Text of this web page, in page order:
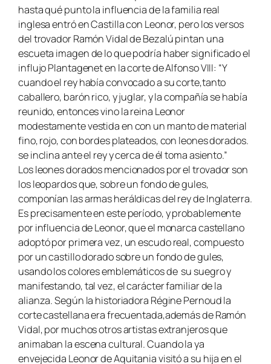
hasta qué punto la influencia de la familia real
inglesa entró en Castilla con Leonor, pero los versos
del trovador Ramón Vidal de Bezalú pintan una
escueta imagen de lo que podría haber significado el
influjo Plantagenet en la corte de Alfonso VIII: “Y
cuando el rey había convocado a su corte,tanto
caballero, barón rico, y juglar, y la compañía se había
reunido, entonces vino la reina Leonor
modestamente vestida en con un manto de material
fino, rojo, con bordes plateados, con leones dorados.
se inclina ante el rey y cerca de él toma asiento.”
Los leones dorados mencionados por el trovador son
los leopardos que, sobre un fondo de gules,
componían las armas heráldicas del rey de Inglaterra.
Es precisamente en este período, y probablemente
por influencia de Leonor, que el monarca castellano
adoptó por primera vez, un escudo real, compuesto
por un castillo dorado sobre un fondo de gules,
usando los colores emblemáticos de su suegro y
manifestando, tal vez, el carácter familiar de la
alianza. Según la historiadora Régine Pernoud la
corte castellana era frecuentada,además de Ramón
Vidal, por muchos otros artistas extranjeros que
animaban la escena cultural. Cuando la ya
envejecida Leonor de Aquitania visitó a su hija en el